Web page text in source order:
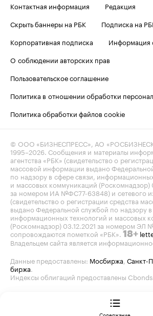
Контактная информация
Редакция
Скрыть баннеры на РБК
Подписка на
Корпоративная подписка
Информация
О соблюдении авторских прав
Пользовательское соглашение
Политика в отношении обработки
Политика обработки файлов cookie
© ООО «БИЗНЕСПРЕСС», АО
1995–2026. Сообщения и материалы
агентства «РБК» (свидетельство о
массовой информации выдано
по надзору в сфере связи,
и массовых коммуникаций (Роскомнадзор)
за номером ИА №ФС77-63848) и сетевого
(свидетельство о регистрации средства
выдано Федеральной службой по надзору
информационных технологий и массовых
(Роскомнадзор) 03.12.2021 за номером ЭЛ
сопровождаются пометкой «РБК». 18+
Владельцем сайта является
Данные предоставлены: Мосбиржа, Санкт-
биржа.
Индексы облигаций предоставлены